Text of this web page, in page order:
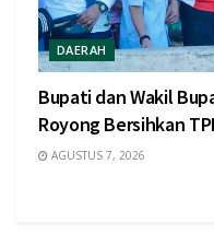
DAERAH
Bupati dan Wakil
Royong Bersihkan TPI
AGUSTUS 7, 2026